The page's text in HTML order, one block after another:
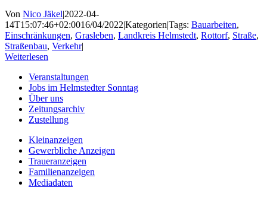
Von Nico Jäkel|2022-04-
14T15:07:46+02:0016/04/2022|Kategorien|Tags: Bauarbeiten,
Einschränkungen, Grasleben, Landkreis Helmstedt, Rottorf, Straße,
Straßenbau, Verkehr|
Weiterlesen
Veranstaltungen
Jobs im Helmstedter Sonntag
Über uns
Zeitungsarchiv
Zustellung
Kleinanzeigen
Gewerbliche Anzeigen
Traueranzeigen
Familienanzeigen
Mediadaten